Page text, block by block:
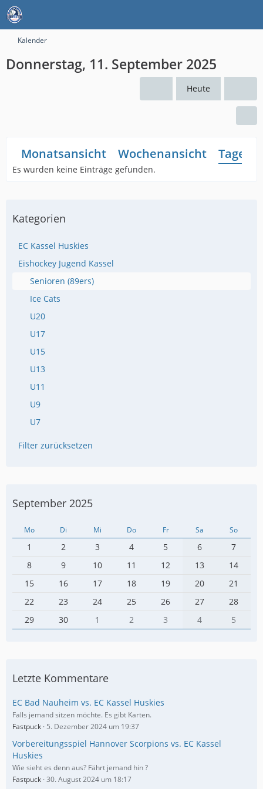
Kalender
Donnerstag, 11. September 2025
Heute
Monatsansicht Wochenansicht
Es wurden keine Einträge gefunden.
Kategorien
EC Kassel Huskies
Eishockey Jugend Kassel
Senioren (89ers)
Ice Cats
U20
U17
U15
U13
U11
U9
U7
Filter zurücksetzen
September 2025
Mo Di Mi Do Fr Sa So
1 2 3 4 5 6
7
8
9 10 11 12 13
14
15
16 17 18 19 20
21
22
23 24 25 26 27
28
29
30 1 2 3 4 5
Letzte Kommentare
EC Bad Nauheim vs. EC Kassel Huskies
Falls jemand sitzen möchte. Es gibt Karten.
Fastpuck 5. Dezember 2024 um 19:37
Vorbereitungsspiel Hannover Scorpions vs. EC Kassel
Huskies
Wie sieht es denn aus? Fährt jemand hin ?
Fastpuck 30. August 2024 um 18:17